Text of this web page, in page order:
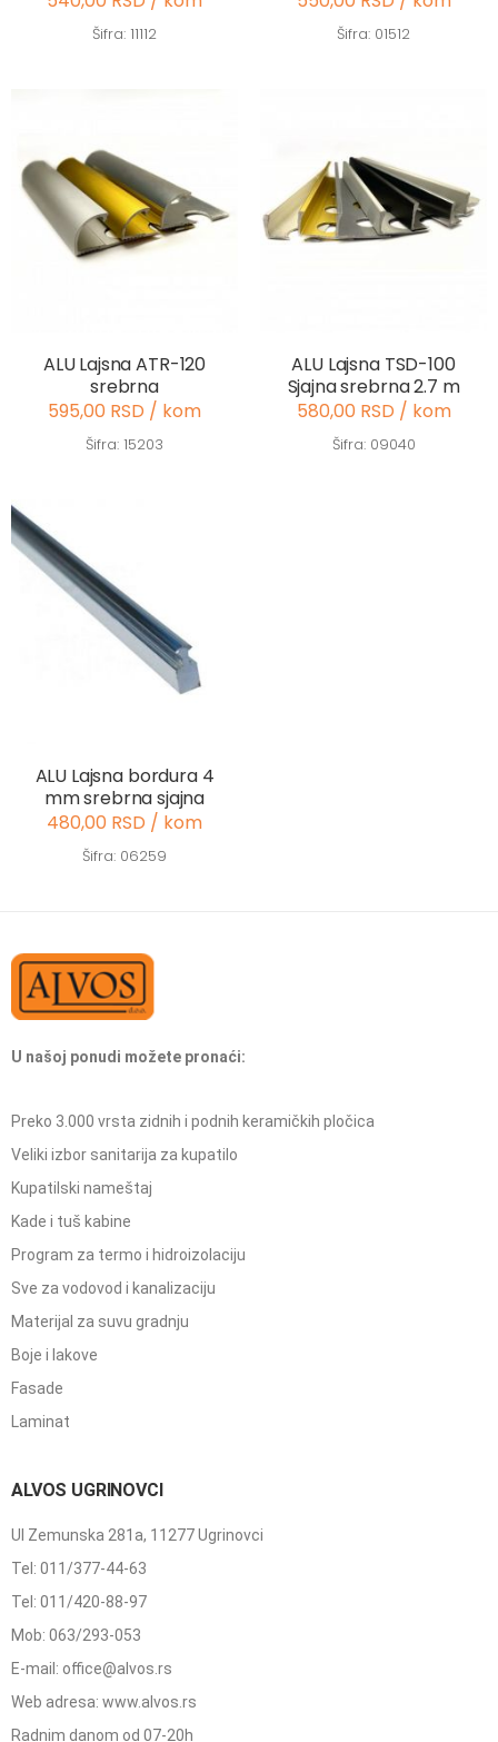
Šifra: 11112 Šifra: 01512
ALU Lajsna ATR-120
srebrna
595,00 RSD / kom
Šifra: 15203
ALU Lajsna TSD-100
Sjajna srebrna 2.7 m
580,00 RSD / kom
Šifra: 09040
ALU Lajsna bordura 4
mm srebrna sjajna
480,00 RSD / kom
Šifra: 06259
U našoj ponudi možete pronaći:
Preko 3.000 vrsta zidnih i podnih keramičkih pločica
Veliki izbor sanitarija za kupatilo
Kupatilski nameštaj
Kade i tuš kabine
Program za termo i hidroizolaciju
Sve za vodovod i kanalizaciju
Materijal za suvu gradnju
Boje i lakove
Fasade
Laminat
ALVOS UGRINOVCI
Ul Zemunska 281a, 11277 Ugrinovci
Tel: 011/377-44-63
Tel: 011/420-88-97
Mob: 063/293-053
E-mail: office@alvos.rs
Web adresa: www.alvos.rs
Radnim danom od 07-20h